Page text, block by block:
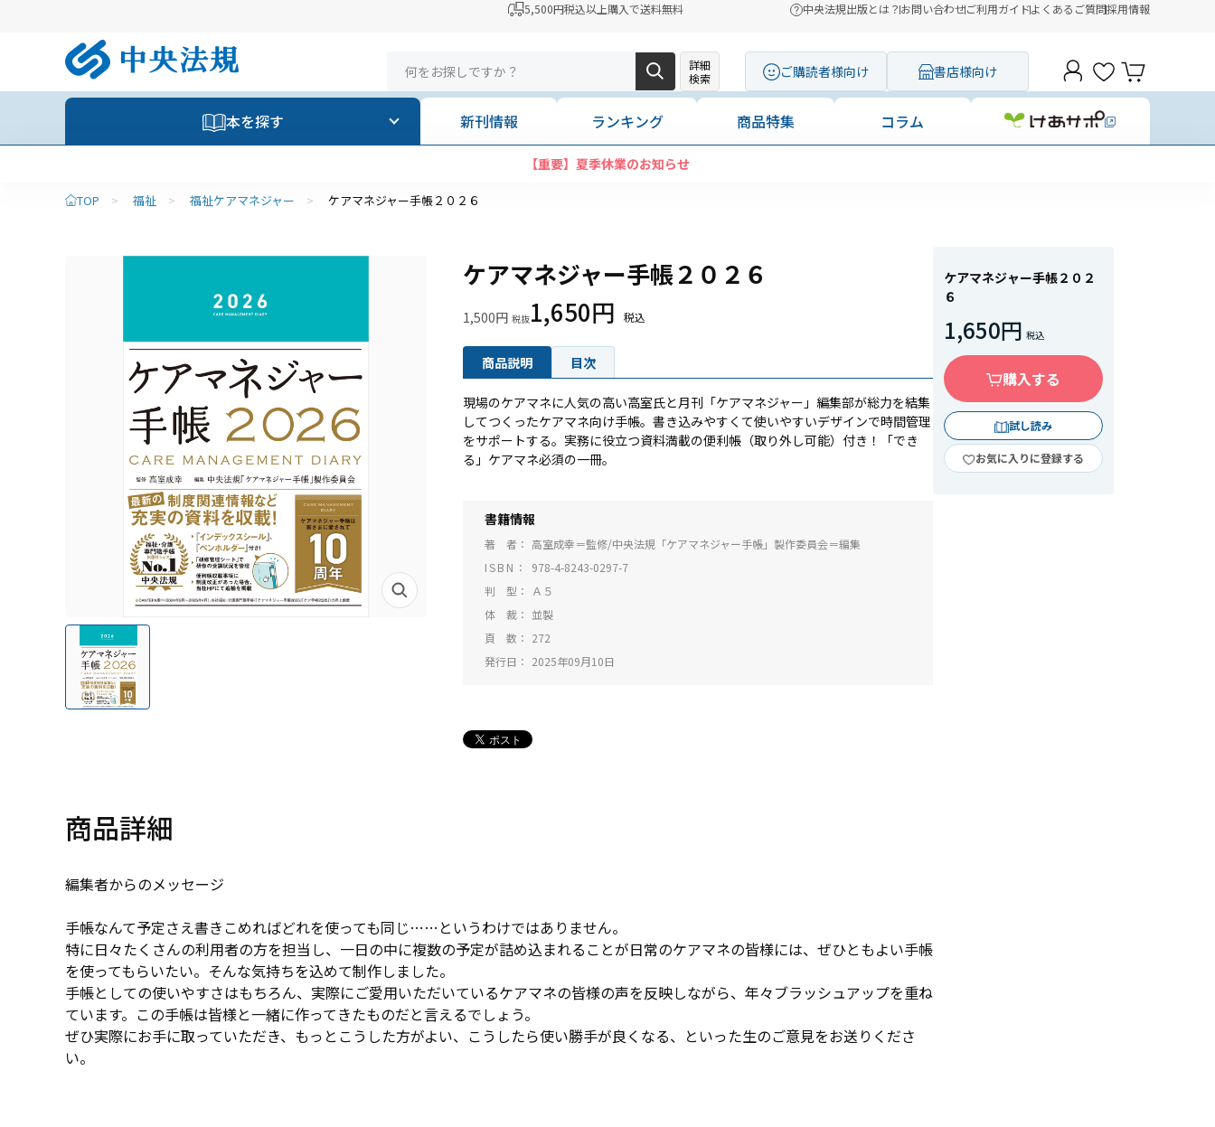
5,500円税込以上購入で送料無料 中央法規出版とは？お問い合わせご利用ガイドよくあるご質問採用情報
詳細
検索
ご購読者様向け 書店様向け
本を探す 新刊情報 ランキング 商品特集 コラム
TOP > 福祉 > 福祉ケアマネジャー > ケアマネジャー手帳２０２６
ケアマネジャー手帳２０２６
1,500円 1,650円
商品説明 目次
現場のケアマネに人気の高い高室氏と月刊「ケアマネジャー」編集部が総力を結集
してつくったケアマネ向け手帳。書き込みやすくて使いやすいデザインで時間管理
をサポートする。実務に役立つ資料満載の便利帳（取り外し可能）付き！「でき
る」ケアマネ必須の一冊。
書籍情報
著 者
高室成幸＝監修/中央法規「ケアマネジャー手帳」製作委員会＝編集
ISBN
978-4-8243-0297-7
判 型
Ａ５
体 裁
並製
頁 数
272
発行日
2025年09月10日
商品詳細
編集者からのメッセージ
手帳なんて予定さえ書きこめればどれを使っても同じ……というわけではありません。
特に日々たくさんの利用者の方を担当し、一日の中に複数の予定が詰め込まれることが日常のケアマネの皆様には、ぜひともよい手帳
を使ってもらいたい。そんな気持ちを込めて制作しました。
手帳としての使いやすさはもちろん、実際にご愛用いただいているケアマネの皆様の声を反映しながら、年々ブラッシュアップを重ね
ています。この手帳は皆様と一緒に作ってきたものだと言えるでしょう。
ぜひ実際にお手に取っていただき、もっとこうした方がよい、こうしたら使い勝手が良くなる、といった生のご意見をお送りくださ
い。
ケアマネジャー手帳２０２
６
1,650円
購入する
試し読み
お気に入りに登録する